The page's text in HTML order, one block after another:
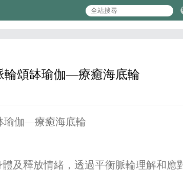
輪頌缽瑜伽—療癒海底輪
瑜伽—療癒海底輪
及釋放情緒，透過平衡脈輪理解和應